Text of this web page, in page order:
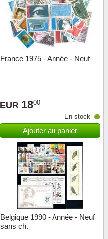
France 1975 - Année - Neuf
EUR 1800
En stock
Ajouter au panier
Belgique 1990 - Année - Neuf
sans ch.